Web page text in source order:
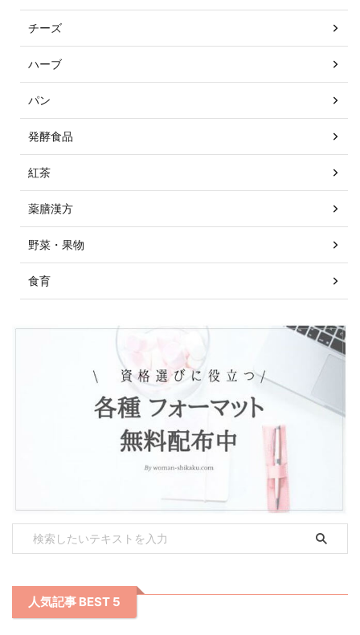
チーズ
ハーブ
パン
発酵食品
紅茶
薬膳漢方
野菜・果物
食育
人気記事 BEST 5